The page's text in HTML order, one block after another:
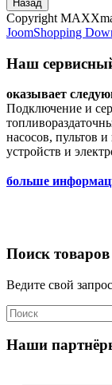
Copyright
JoomShopping
Наш
оказывает
Подключение и
насосов, пультов
устройств и
больше
Поиск товаров
Ведите свой
Наши